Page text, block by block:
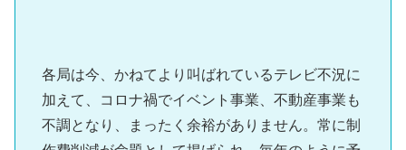
各局は今、かねてより叫ばれているテレビ不況に
加えて、コロナ禍でイベント事業、不動産事業も
不調となり、まったく余裕がありません。常に制